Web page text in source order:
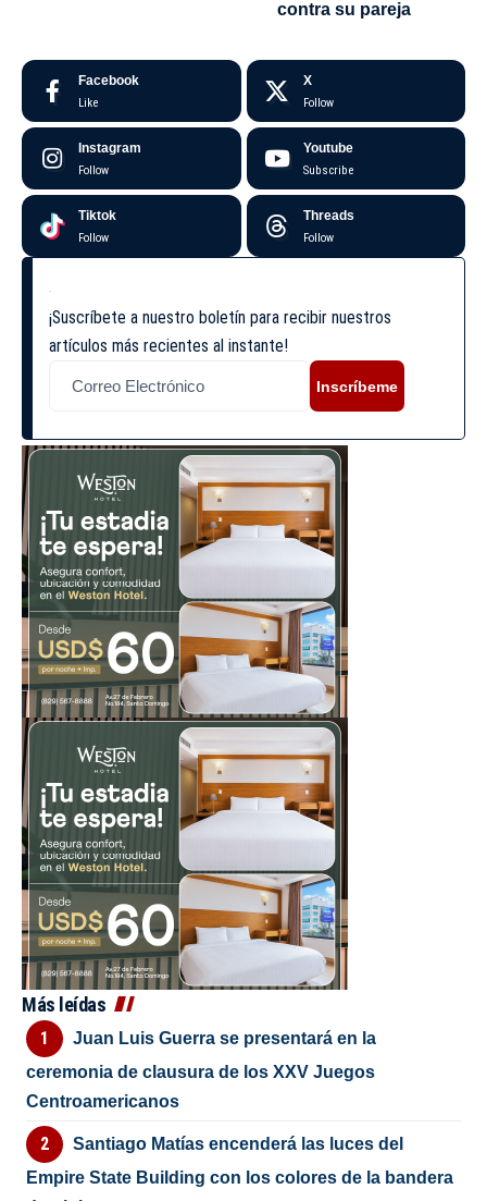
contra su pareja
Facebook
Like
X
Follow
Instagram
Follow
Youtube
Subscribe
Tiktok
Follow
Threads
Follow
¡Suscríbete a nuestro boletín para recibir nuestros
artículos más recientes al instante!
Inscríbeme
Más leídas
Juan Luis Guerra se presentará en la
ceremonia de clausura de los XXV Juegos
Centroamericanos
Santiago Matías encenderá las luces del
Empire State Building con los colores de la bandera